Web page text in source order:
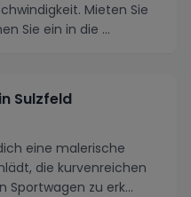
Mieten Sie
Sie ein in die ...
Sulzfeld
eine malerische
die kurvenreichen
zu erk...